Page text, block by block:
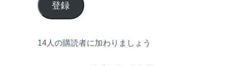
登録
14人の購読者に加わりましょう